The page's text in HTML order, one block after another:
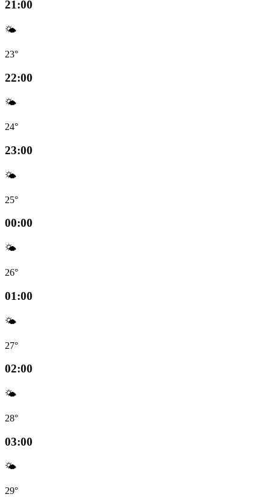
21:00
🌤️
23°
22:00
🌤️
24°
23:00
🌤️
25°
00:00
🌤️
26°
01:00
🌤️
27°
02:00
🌤️
28°
03:00
🌤️
29°